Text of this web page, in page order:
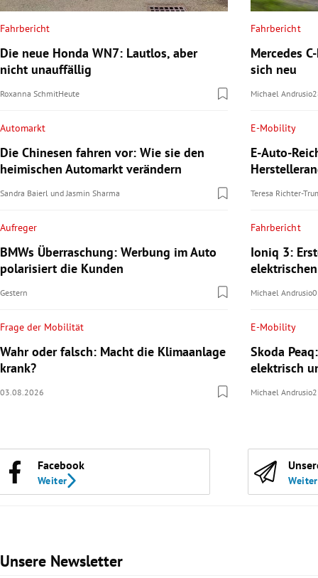
Fahrbericht
Die neue Honda WN7: Lautlos, aber
nicht unauffällig
Roxanna SchmitHeute
Automarkt
Die Chinesen fahren vor: Wie sie den
heimischen Automarkt verändern
Sandra Baierl undJasmin Sharma
Aufreger
BMWs Überraschung: Werbung im Auto
polarisiert die Kunden
Gestern
Frage der Mobilität
Wahr oder falsch: Macht die Klimaanlage
krank?
03.08.2026
Fahrbericht
Mercedes
sich neu
Michael Andrusio
E-Mobility
E-Auto-
Teresa Richter-
Fahrbericht
Ioniq 3:
Michael Andrusio
E-Mobility
Skoda
elektrisch
Michael Andrusio
Facebook
Weiter Weiter
Unsere Newsletter
Slide 1 von 3